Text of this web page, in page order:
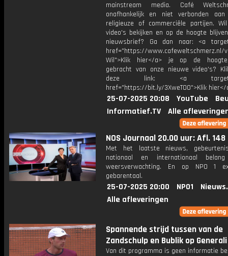
mainstream media. Café
onafhankelijk en niet verbonden aan
religieuze of commerciële partijen.
video's bekijken en op de hoogte
nieuwsbrief? Ga dan naar: <a
href="https://www.cafeweltschmerz.nl/
Wil">Klik hier</a> je op de
gebracht van onze nieuwe video's?
deze link: <a
href="https://bit.ly/3XweTO0">Klik hier</
25-07-2025 20:08 YouTube
Informatief.TV
Alle
NOS Journaal 20.00 uur: Afl. 148
Met het laatste nieuws,
nationaal en internationaal
weersverwachting. En op NPO 1
gebarentaal.
25-07-2025 20:00 NPO1
Alle afleveringen
Spannende strijd tussen van de
Zandschulp en Bublik op
Van dit programma is geen informatie